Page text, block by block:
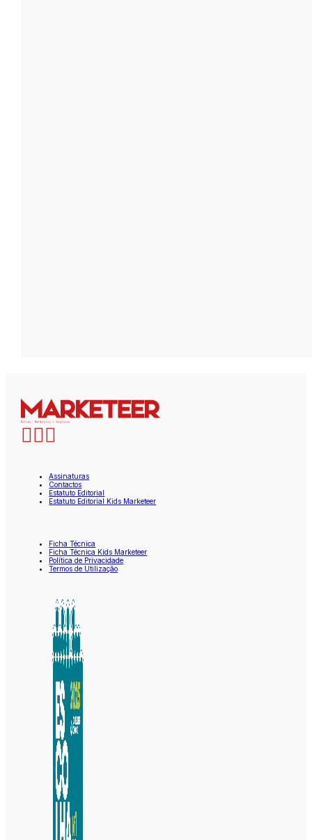
Assinaturas
Contactos
Estatuto Editorial
Estatuto Editorial Kids Marketeer
Ficha Técnica
Ficha Técnica Kids Marketeer
Política de Privacidade
Termos de Utilização